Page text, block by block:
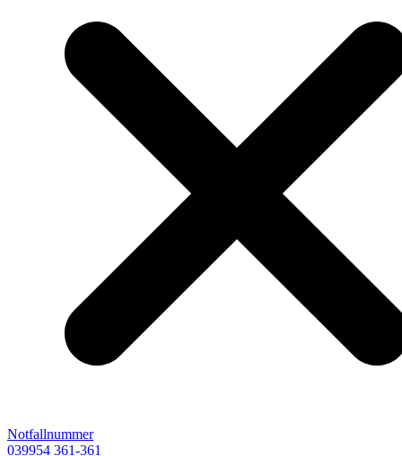
Notfallnummer
039954 361-361